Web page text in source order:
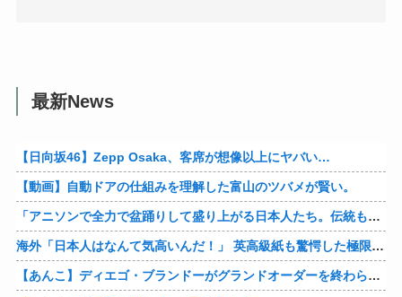
最新News
【日向坂46】Zepp Osaka、客席が想像以上にヤバい…
【動画】自動ドアの仕組みを理解した富山のツバメが賢い。
「アニソンで全力で盆踊りして盛り上がる日本人たち。伝統もオタクもこの熱量、素晴らしい」→女さんブチギレ「これを見て『日本の品格が落ちた』と思いま…
海外「日本人はなんて気高いんだ！」 英高級紙も驚愕した極限の中の日本人の姿に世界が衝撃
【あんこ】ディエゴ・ブランドーがグランドオーダーを終わらせるようです【FGO二部】 第１６６話